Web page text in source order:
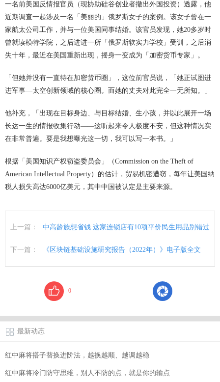
一名前美国反情报官员（现协助硅谷创业者撤出外国投资）透露，他
近期调查一起涉及一名「美丽的」俄罗斯女子的案例。该女子曾在一
家航太公司工作，并与一位美国同事结婚。该官员发现，她20多岁时
曾就读模特学院，之后进进一所「俄罗斯软实力学校」受训，之后消
失十年，最近在美国重新出现，摇身一变成为「加密货币专家」。
「但她并没有一直待在加密货币圈」，这位前官员说，「她正试图进
进军事—太空创新领域的核心圈。而她的丈夫对此完全一无所知。」
他补充，「出现在目标身边、与目标结婚、生小孩，并以此展开一场
长达一生的情报收集行动——这听起来令人极度不安，但这种情况实
在非常普遍。要是我想曝光这一切，我可以写一本书。」
根据「美国知识产权窃盗委员会」（Commission on the Theft of
American Intellectual Property）的估计，贸易机密遭窃，每年让美国纳
税人损失高达6000亿美元，其中中国被认定是主要来源。
上一篇： 中高龄族想省钱 这家连锁店有10项平价民生用品别错过
下一篇： 《区块链基础设施研究报告（2022年）》电子版全文
0
最新动态
红中麻将搭子替换进阶法，越换越顺、越调越稳
红中麻将冷门防守思维，别人不防的点，就是你的输点